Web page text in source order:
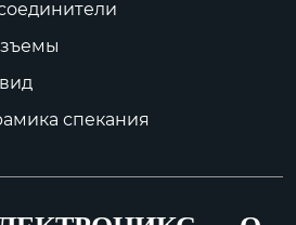
предназначены дл
спекания